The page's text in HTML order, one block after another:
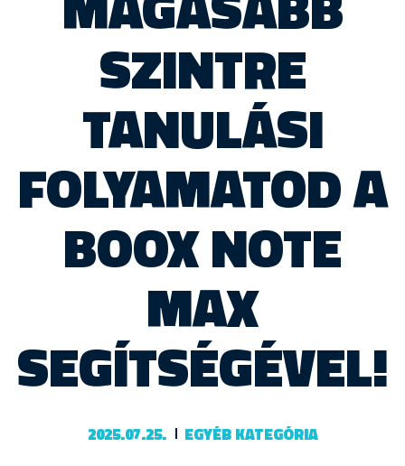
SZINTRE
TANULÁSI
FOLYAMATOD A
BOOX NOTE
MAX
SEGÍTSÉGÉVEL!
2025.07.25. EGYÉB KATEGÓRIA